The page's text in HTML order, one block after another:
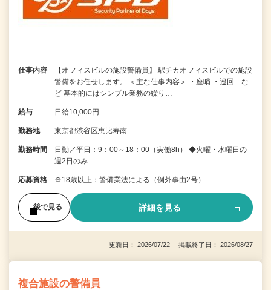
仕事内容
【オフィスビルの施設警備員】 駅チカオフィスビルでの施設
警備をお任せします。 ＜主な仕事内容＞ ・座哨 ・巡回 な
ど 基本的にはシンプル業務の繰り…
給与 日給10,000円
勤務地 東京都渋谷区恵比寿南
勤務時間
日勤／平日：9：00～18：00（実働8h） ◆火曜・水曜日の
週2日のみ
応募資格 ※18歳以上：警備業法による（例外事由2号）
後で見る 詳細を見る
更新日： 2026/07/22 掲載終了日： 2026/08/27
複合施設の警備員